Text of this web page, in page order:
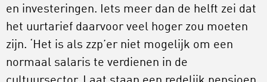
en investeringen. Iets meer dan de helft zei dat
het uurtarief daarvoor veel hoger zou moeten
zijn. ‘Het is als zzp’er niet mogelijk om een
normaal salaris te verdienen in de